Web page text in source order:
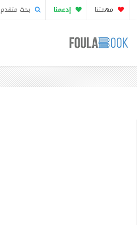
مهمتنا إدعمنا بحث متقدم